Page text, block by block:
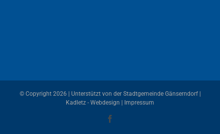
© Copyright 2026 | Unterstützt von der Stadtgemeinde Gänserndorf|
Kadletz - Webdesign
Impressum